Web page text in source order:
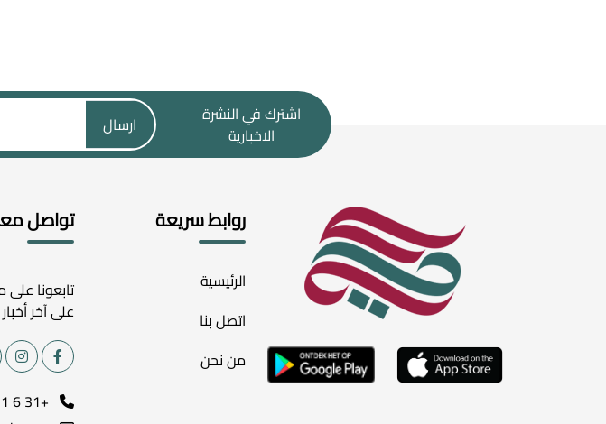
اشترك في النشرة
الاخبارية
ارسال
روابط سريعة
الرئيسية
اتصل بنا
من نحن
تواصل
تابعونا
على آخر
+31 6 27220071